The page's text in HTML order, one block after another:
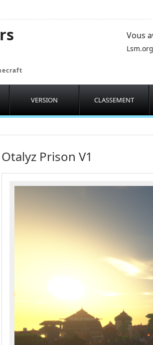
Vous
VERSION CLASSEMENT
Otalyz Prison V1